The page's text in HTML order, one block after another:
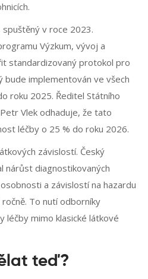
v roce 2023.
Výzkum, vývoj a
standardizovaný protokol pro
bude implementován ve všech
roku 2025. Ředitel Státního
Vlek odhaduje, že tato
léčby o 25 % do roku 2026.
závislostí. Český
nárůst diagnostikovaných
a závislostí na hazardu
To nutí odborníky
léčby mimo klasické látkové
teď?